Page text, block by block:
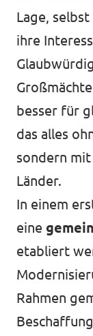
Lage,
ihre
besser für
das alles
sondern
Länder.
In einem
eine
etabliert
Rahmen